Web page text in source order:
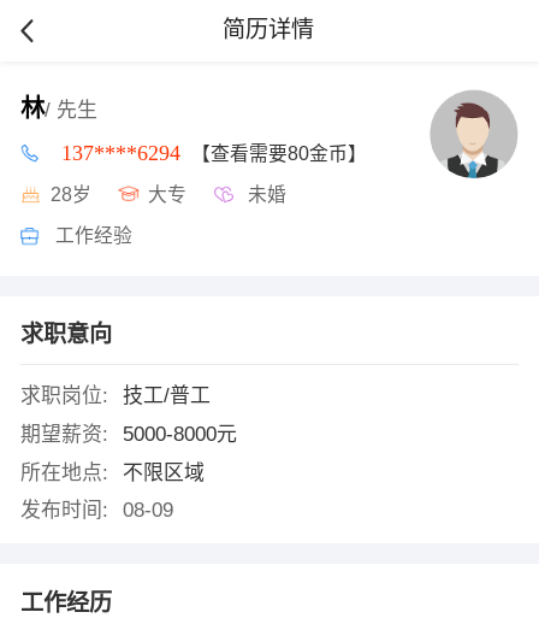
简历详情
林/ 先生
137****6294 【查看需要80金币】
28岁 大专 未婚
工作经验
求职意向
求职岗位:
技工/普工
期望薪资:
5000-8000元
所在地点:
不限区域
发布时间:
08-09
工作经历